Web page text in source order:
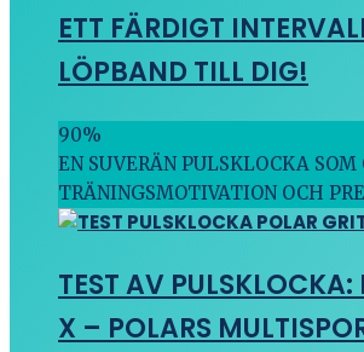
ETT FÄRDIGT
LÖPBAND TILL DIG!
90%
EN SUVERÄN PULSKLOCKA
TRÄNINGSMOTIVATION OCH
TEST AV PULSKLOCKA:
X – POLARS